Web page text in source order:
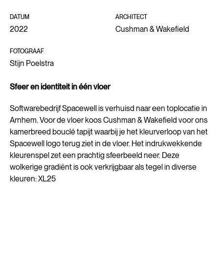
DATUM
2022
ARCHITECT
Cushman & Wakefield
FOTOGRAAF
Stijn Poelstra
Sfeer en identiteit in één vloer
Softwarebedrijf Spacewell is verhuisd naar een toplocatie in
Arnhem. Voor de vloer koos Cushman & Wakefield voor ons
kamerbreed bouclé tapijt waarbij je het kleurverloop van het
Spacewell logo terug ziet in de vloer. Het indrukwekkende
kleurenspel zet een prachtig sfeerbeeld neer. Deze
wolkerige gradiënt is ook verkrijgbaar als tegel in diverse
kleuren: XL25